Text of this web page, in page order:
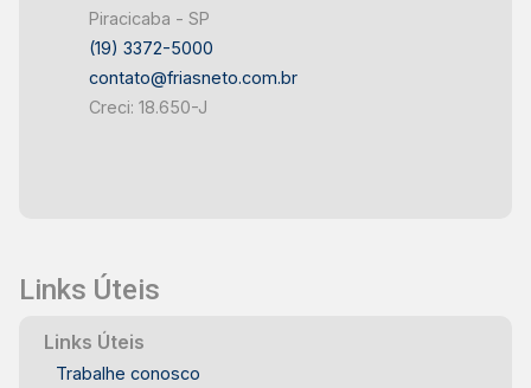
Piracicaba - SP
(19) 3372-5000
contato@friasneto.com.br
Creci: 18.650-J
Links Úteis
Links Úteis
Trabalhe conosco